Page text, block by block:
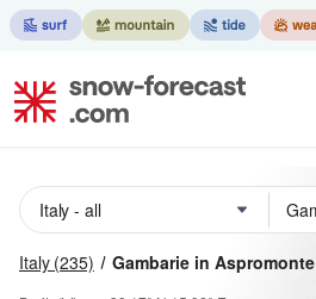
Italy (235) Gambarie in Aspromonte